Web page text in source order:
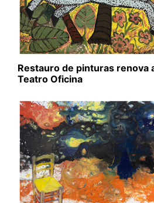
Restauro de pinturas renova
Teatro Oficina